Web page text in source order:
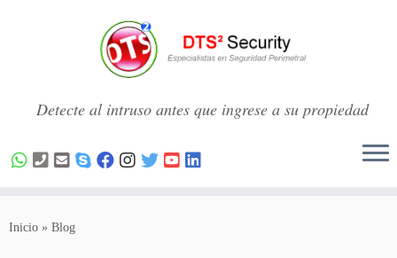
Detecte al intruso antes que ingrese a su propiedad
Inicio » Blog